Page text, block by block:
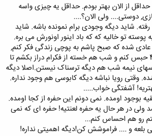
از الان بهتر بودم. حداقل یه چیزی واسه
دوستی.... ولی الان؟....
شاید دیگه وجودی برام نمونده باشه. شاید
تو خالیه که که باد اینور اونورش می بره.
عادی شده که صبح پاشم به پوچی زندگی فکر کنم,
خودمو تو یه اتاق 3ًٌ×4 حبس کنم و شب هم خسته از فکرام دراز بکشم تا
نیمه شب هم دیگه ترسناک نیستن.اصلا دیگه
وقتی رویا نباشه دیگه کابوسی هم وجود نداره.
آشفتگی خواب.....
بوجود اومده. نمی دونم این حفره از کجا اومده.
ولی در هر حال یه حفره لعنتیه! حفره ای که نمی
رو هم احساس کنم...
بلعه و .... فراموشش کن!دیگه اهمیتی نداره!